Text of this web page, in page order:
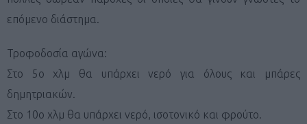
επόμενο διάστημα.
Τροφοδοσία αγώνα:
Στο 5ο χλμ θα υπάρχει νερό για όλους και μπάρες
δημητριακών.
Στο 10ο χλμ θα υπάρχει νερό, ισοτονικό και φρούτο.